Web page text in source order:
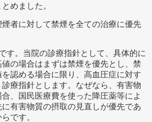
めました。
煙者に対して禁煙を全ての治療に優先
す。当院の診療指針として、具体的に
の場合はまずは禁煙を優先とし、禁
認める場合に限り、高血圧症に対す
療指針とします。なぜなら、有害物
、国民医療費を使った降圧薬等によ
有害物質の摂取の見直しが優先であ
です。